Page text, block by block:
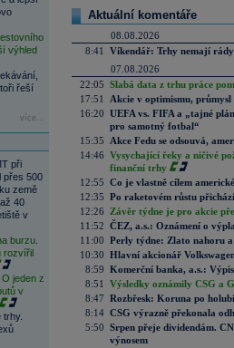
výhled
řeší
více...
při
přes 500
země
40
v
burzu.
rozvířil
jeden z
v
trhy.
Aktuální komentáře
08.08.2026
8:41
Víkendář: Trhy nemají
07.08.2026
22:05 Slabá data z trhu práce
17:51
Akcie v optimismu,
16:20 UEFA vs. FIFA a „tajné
pro samotný fotbal“
15:35
Akce Fedu se odsouvá,
14:46 Vysychající řeky a ničivé
finanční trhy
12:55 Co je vlastně cílem
12:35 Po raketovém růstu
12:26
Závěr týdne je pro akcie
11:52 ČEZ, a.s.: Oznámení o
11:00 Perly týdne: Zlato nahoru
10:30 Hlavní akcionář
8:59 Komerční banka, a.s.:
8:51
Výsledky oznámily CSG a
8:47 Rozbřesk: Koruna po
8:14 CSG výrazně překonala
5:50 Srpen přeje dividendám.
výnosem